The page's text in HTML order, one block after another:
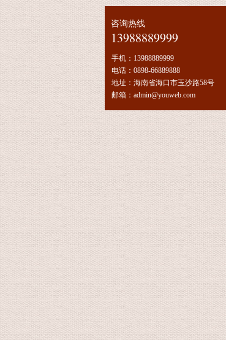
咨询热线
13988889999
手机： 13988889999
电话： 0898-66889888
地址： 海南省海口市玉沙路58号
邮箱： admin@youweb.com